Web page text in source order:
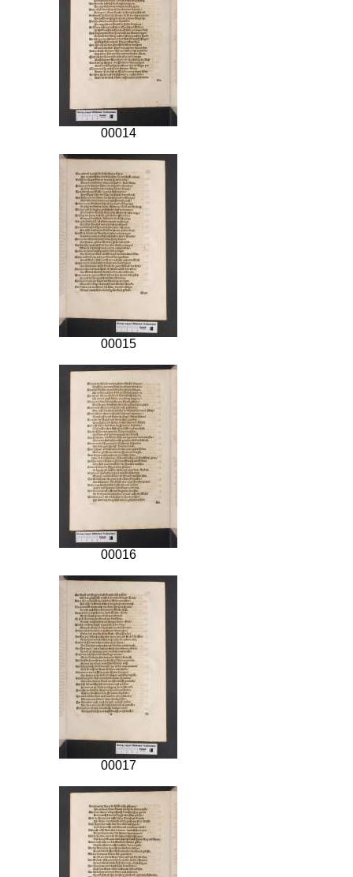
00014
00015
00016
00017